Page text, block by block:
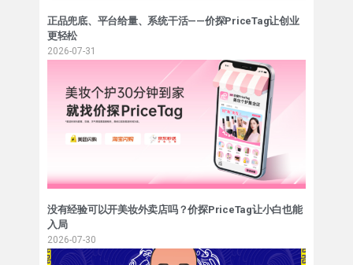
正品兜底、平台给量、系统干活——价探PriceTag让创业
更轻松
2026-07-31
没有经验可以开美妆外卖店吗？价探PriceTag让小白也能
入局
2026-07-30